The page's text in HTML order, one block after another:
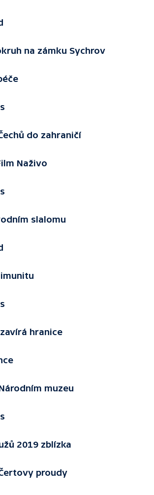
na zámku Sychrov
do zahraničí
Naživo
slalomu
hranice
muzeu
2019 zblízka
proudy